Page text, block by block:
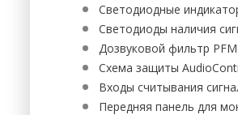
Светодиодные
Светодиоды наличия
Дозвуковой фильтр
Схема защиты
Входы считывания
Передняя панель для